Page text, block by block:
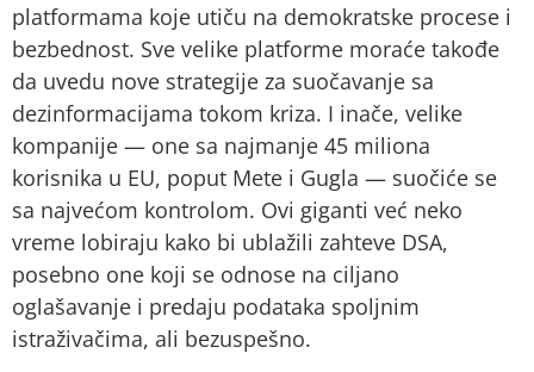
platformama koje utiču na demokratske procese i
bezbednost. Sve velike platforme moraće takođe
da uvedu nove strategije za suočavanje sa
dezinformacijama tokom kriza. I inače, velike
kompanije — one sa najmanje 45 miliona
korisnika u EU, poput Mete i Gugla — suočiće se
sa najvećom kontrolom. Ovi giganti već neko
vreme lobiraju kako bi ublažili zahteve DSA,
posebno one koji se odnose na ciljano
oglašavanje i predaju podataka spoljnim
istraživačima, ali bezuspešno.